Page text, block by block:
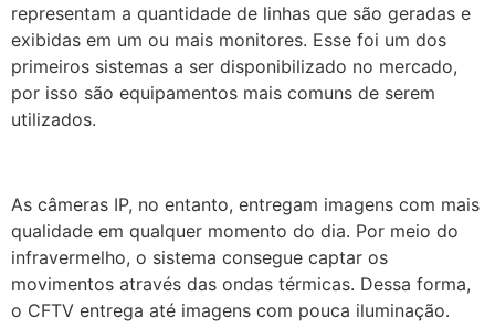
representam a quantidade de linhas que são geradas e
exibidas em um ou mais monitores. Esse foi um dos
primeiros sistemas a ser disponibilizado no mercado,
por isso são equipamentos mais comuns de serem
utilizados.
As câmeras IP, no entanto, entregam imagens com mais
qualidade em qualquer momento do dia. Por meio do
infravermelho, o sistema consegue captar os
movimentos através das ondas térmicas. Dessa forma,
o CFTV entrega até imagens com pouca iluminação.